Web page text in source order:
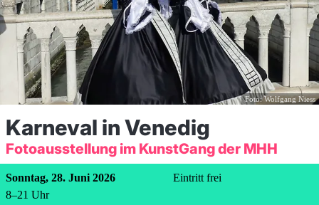
Foto: Wolfgang Niess
Karneval in Venedig
Fotoausstellung im KunstGang der MHH
Sonntag, 28. Juni 2026
8–21 Uhr
Eintritt frei